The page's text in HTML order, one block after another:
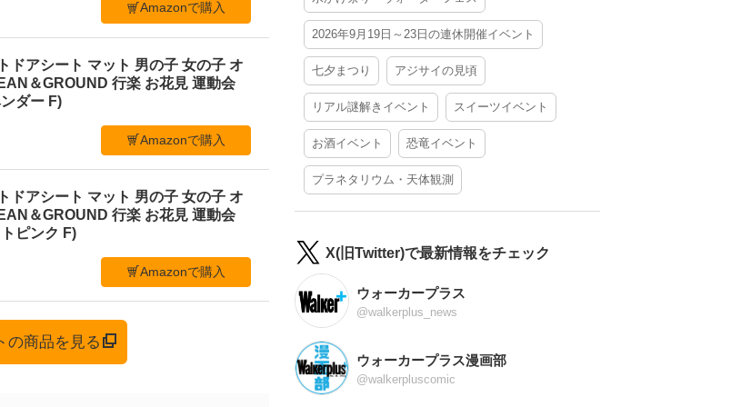
Amazonで購入
ドアシート マット 男の子 女の子 オ
＆GROUND 行楽 お花見 運動会
ダー F)
Amazonで購入
ドアシート マット 男の子 女の子 オ
＆GROUND 行楽 お花見 運動会
ピンク F)
Amazonで購入
の商品を見る
2026年9月19日～23日の連休開催イベント
七夕まつり アジサイの見頃
リアル謎解きイベント スイーツイベント
お酒イベント 恐竜イベント
プラネタリウム・天体観測
X(旧Twitter)で最新情報をチェック
ウォーカープラス
@walkerplus_news
ウォーカープラス漫画部
@walkerpluscomic